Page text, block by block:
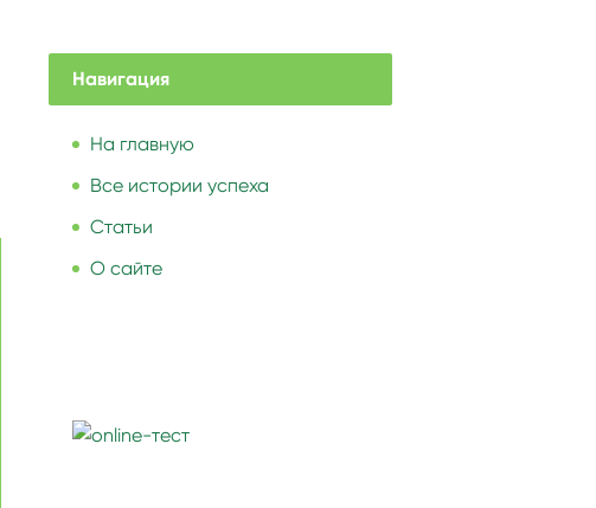
Навигация
На главную
Все истории успеха
Статьи
О сайте